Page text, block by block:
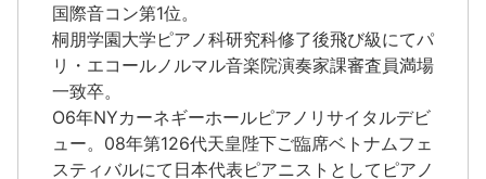
国際音コン第1位。
桐朋学園大学ピアノ科研究科修了後飛び級にてパ
リ・エコールノルマル音楽院演奏家課審査員満場
一致卒。
O6年NYカーネギーホールピアノリサイタルデビ
ュー。08年第126代天皇陛下ご臨席ベトナムフェ
スティバルにて日本代表ピアニストとしてピアノ